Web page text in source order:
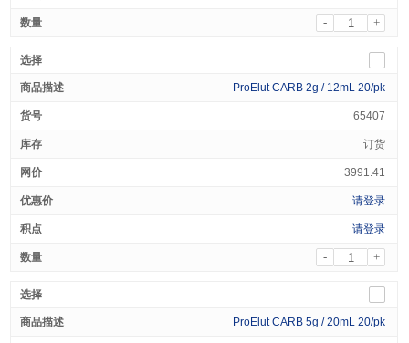
- +
ProElut CARB 2g / 12mL 20/pk
65407
订货
3991.41
请登录
请登录
- +
ProElut CARB 5g / 20mL 20/pk